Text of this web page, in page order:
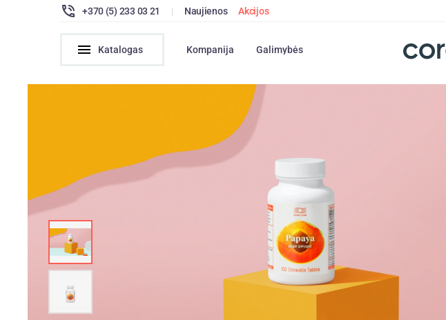
+370 (5) 233 03 21 | Naujienos Akcijos
Katalogas Kompanija Galimybės